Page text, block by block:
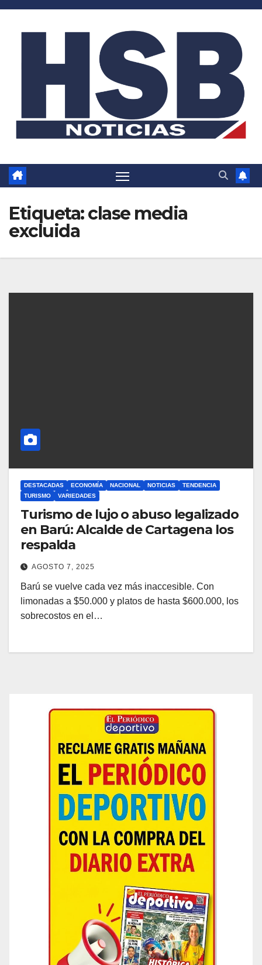
Saltar
Etiqueta:clase media
excluida
DESTACADAS ECONOMÍA NACIONAL NOTICIAS
TENDENCIA
TURISMO
VARIEDADES
Turismo de lujo o abuso legalizado
en Barú: Alcalde de Cartagena los
respalda
AGOSTO 7, 2025
Barú se vuelve cada vez más inaccesible. Con
limonadas a $50.000 y platos de hasta $600.000, los
sobrecostos en el…